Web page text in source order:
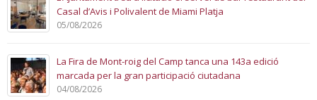
Casal d’Avis i Polivalent de Miami Platja
05/08/2026
La Fira de Mont-roig del Camp tanca una 143a edició
marcada per la gran participació ciutadana
04/08/2026